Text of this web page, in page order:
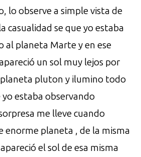
lo observe a simple vista de
casualidad se que yo estaba
al planeta Marte y en ese
un sol muy lejos por
pluton y ilumino todo
yo estaba observando
me lleve cuando
enorme planeta , de la misma
el sol de esa misma